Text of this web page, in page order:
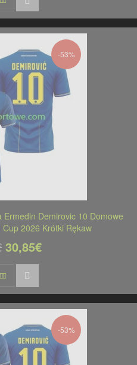
-53%
Demirovic 10 Domowe
Cup 2026 Krótki Rękaw
30,85€
-53%